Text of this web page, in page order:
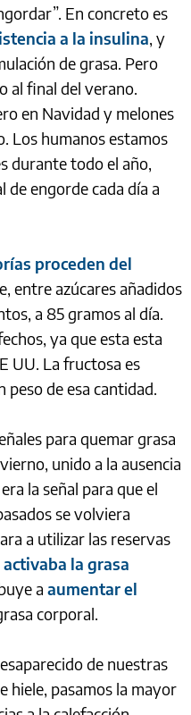
En concreto es
a la insulina, y
de grasa. Pero
al final del verano.
en Navidad y melones
Los humanos estamos
durante todo el año,
de engorde cada día a
proceden del
entre azúcares añadidos
a 85 gramos al día.
ya que esta esta
UU. La fructosa es
de esa cantidad.
para quemar grasa
unido a la ausencia
la señal para que el
se volviera
a utilizar las reservas
activaba la grasa
a aumentar el
corporal.
de nuestras
hiele, pasamos la mayor